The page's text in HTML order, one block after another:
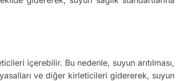
içerebilir. Bu nedenle, suyun arıtılması,
ve diğer kirleticileri gidererek, suyun